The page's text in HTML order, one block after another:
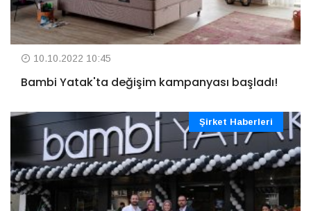
10.10.2022 10:45
Bambi Yatak'ta değişim kampanyası başladı!
Şirket Haberleri